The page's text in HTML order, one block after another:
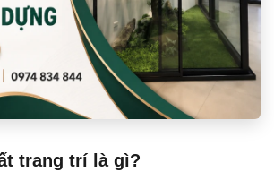
trang trí là gì?